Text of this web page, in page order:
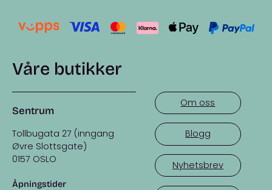
Våre butikker
Sentrum
Tollbugata 27 (inngang
Øvre Slottsgate)
0157 OSLO
Åpningstider
Om oss
Blogg
Nyhetsbrev